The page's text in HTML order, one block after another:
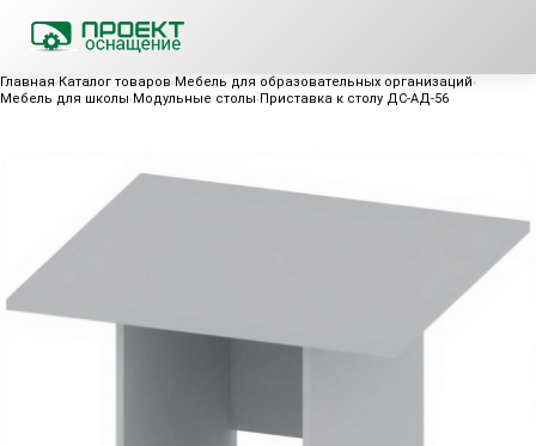
Главная Каталог товаров Мебель для образовательных организаций
Мебель для школы Модульные столы Приставка к столу ДС-АД-56